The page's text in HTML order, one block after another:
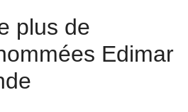
plus de
Edimar